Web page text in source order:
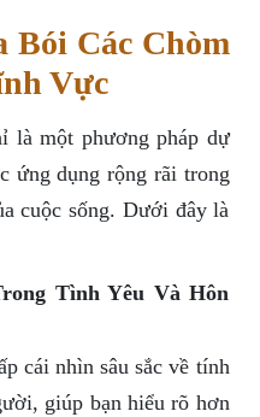
Bói Các Chòm
Vực
là một phương pháp dự
ứng dụng rộng rãi trong
cuộc sống. Dưới đây là
Tình Yêu Và Hôn
cái nhìn sâu sắc về tính
giúp bạn hiểu rõ hơn